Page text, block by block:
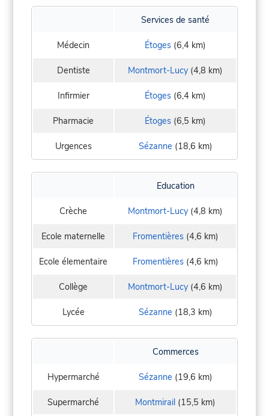
Services de santé
Médecin Étoges (6,4 km)
Dentiste Montmort-Lucy (4,8 km)
Infirmier Étoges (6,4 km)
Pharmacie Étoges (6,5 km)
Urgences Sézanne (18,6 km)
Education
Crèche Montmort-Lucy (4,8 km)
Ecole maternelle Fromentières(4,6 km)
Ecole élementaire Fromentières(4,6 km)
Collège Montmort-Lucy (4,6 km)
Lycée Sézanne (18,3 km)
Commerces
Hypermarché Sézanne (19,6 km)
Supermarché Montmirail (15,5 km)